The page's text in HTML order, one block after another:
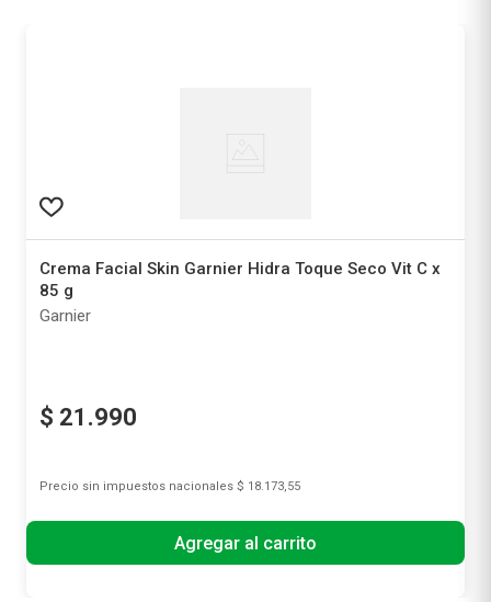
Crema Facial Skin Garnier Hidra Toque Seco Vit C x
85 g
Garnier
$ 21 .990
Precio sin impuestos nacionales $ 18.173,55
Agregar al carrito